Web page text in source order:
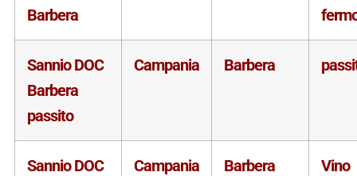
Barbera
Sannio DOC
Barbera
passito
Campania Barbera
Sannio DOC
Campania Barbera
Vino